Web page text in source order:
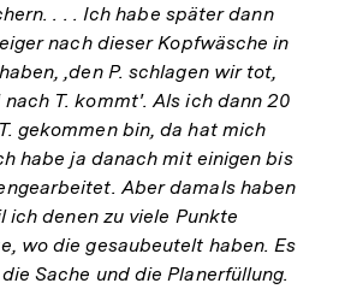
. . . Ich habe später dann
nach dieser Kopfwäsche in
,den P. schlagen wir tot,
T. kommt'. Als ich dann 20
gekommen bin, da hat mich
habe ja danach mit einigen bis
Aber damals haben
ich denen zu viele Punkte
wo die gesaubeutelt haben. Es
Sache und die Planerfüllung.